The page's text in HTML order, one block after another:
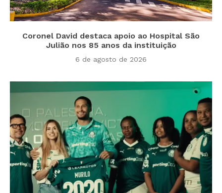
Coronel David destaca apoio ao Hospital São
Julião nos 85 anos da instituição
6 de agosto de 2026